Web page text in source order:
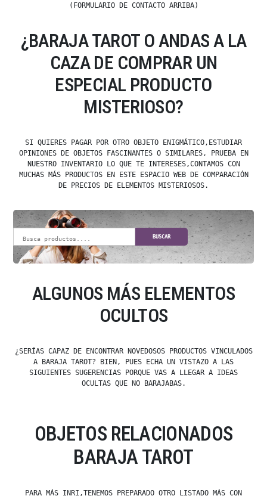
(FORMULARIO DE CONTACTO ARRIBA)
¿BARAJA TAROT O ANDAS A LA
CAZA DE COMPRAR UN
ESPECIAL PRODUCTO
MISTERIOSO?
SI QUIERES PAGAR POR OTRO OBJETO ENIGMÁTICO,ESTUDIAR
OPINIONES DE OBJETOS FASCINANTES O SIMILARES, PRUEBA EN
NUESTRO INVENTARIO LO QUE TE INTERESES,CONTAMOS CON
MUCHAS MÁS PRODUCTOS EN ESTE ESPACIO WEB DE COMPARACIÓN
DE PRECIOS DE ELEMENTOS MISTERIOSOS.
BUSCAR
ALGUNOS MÁS ELEMENTOS
OCULTOS
¿SERÍAS CAPAZ DE ENCONTRAR NOVEDOSOS PRODUCTOS VINCULADOS
A BARAJA TAROT? BIEN, PUES ECHA UN VISTAZO A LAS
SIGUIENTES SUGERENCIAS PORQUE VAS A LLEGAR A IDEAS
OCULTAS QUE NO BARAJABAS.
OBJETOS RELACIONADOS
BARAJA TAROT
PARA MÁS INRI,TENEMOS PREPARADO OTRO LISTADO MÁS CON